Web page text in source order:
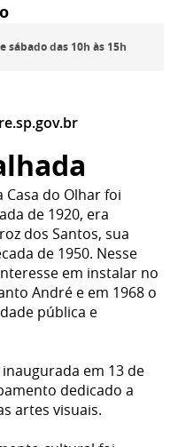
sábado das 10h às 15h
do Olhar foi
de 1920, era
dos Santos, sua
de 1950. Nesse
em instalar no
André e em 1968 o
pública e
em 13 de
dedicado a
artes visuais.